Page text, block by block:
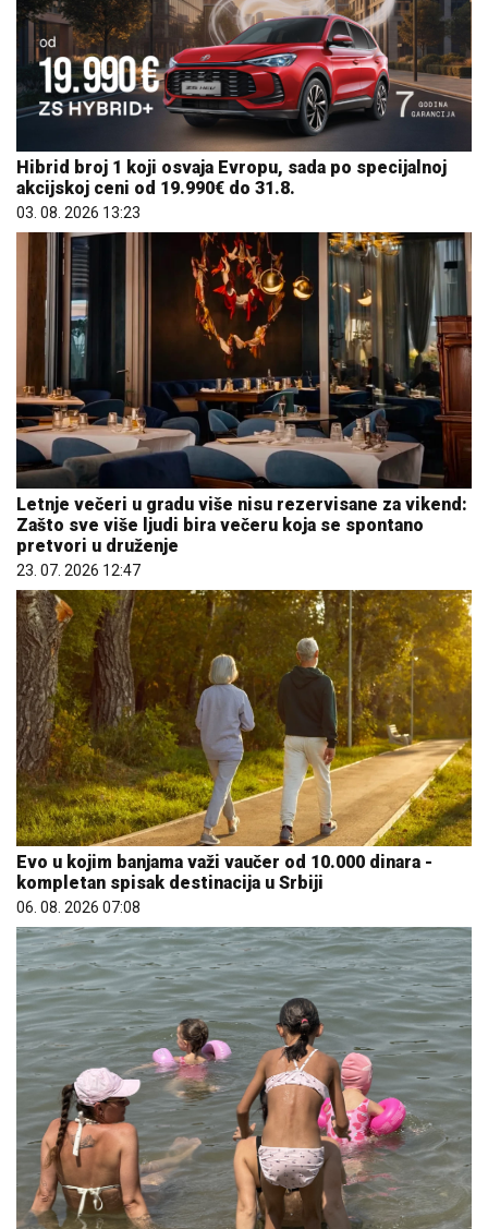
Hibrid broj 1 koji osvaja Evropu, sada po specijalnoj
akcijskoj ceni od 19.990€ do 31.8.
03. 08. 2026 13:23
Letnje večeri u gradu više nisu rezervisane za vikend:
Zašto sve više ljudi bira večeru koja se spontano
pretvori u druženje
23. 07. 2026 12:47
Evo u kojim banjama važi vaučer od 10.000 dinara -
kompletan spisak destinacija u Srbiji
06. 08. 2026 07:08
Koliko visoku temperaturu ljudsko telo može da
izdrži?
05. 08. 2026 14:12